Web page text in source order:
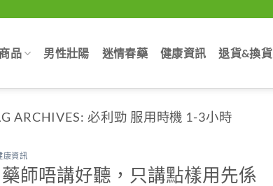
品 男性壯陽 迷情春藥 健康資訊 退貨&換貨
ARCHIVES: 必利勁 服用時機 1-3小時
康資訊
師唔講好聽，只講點樣用先係